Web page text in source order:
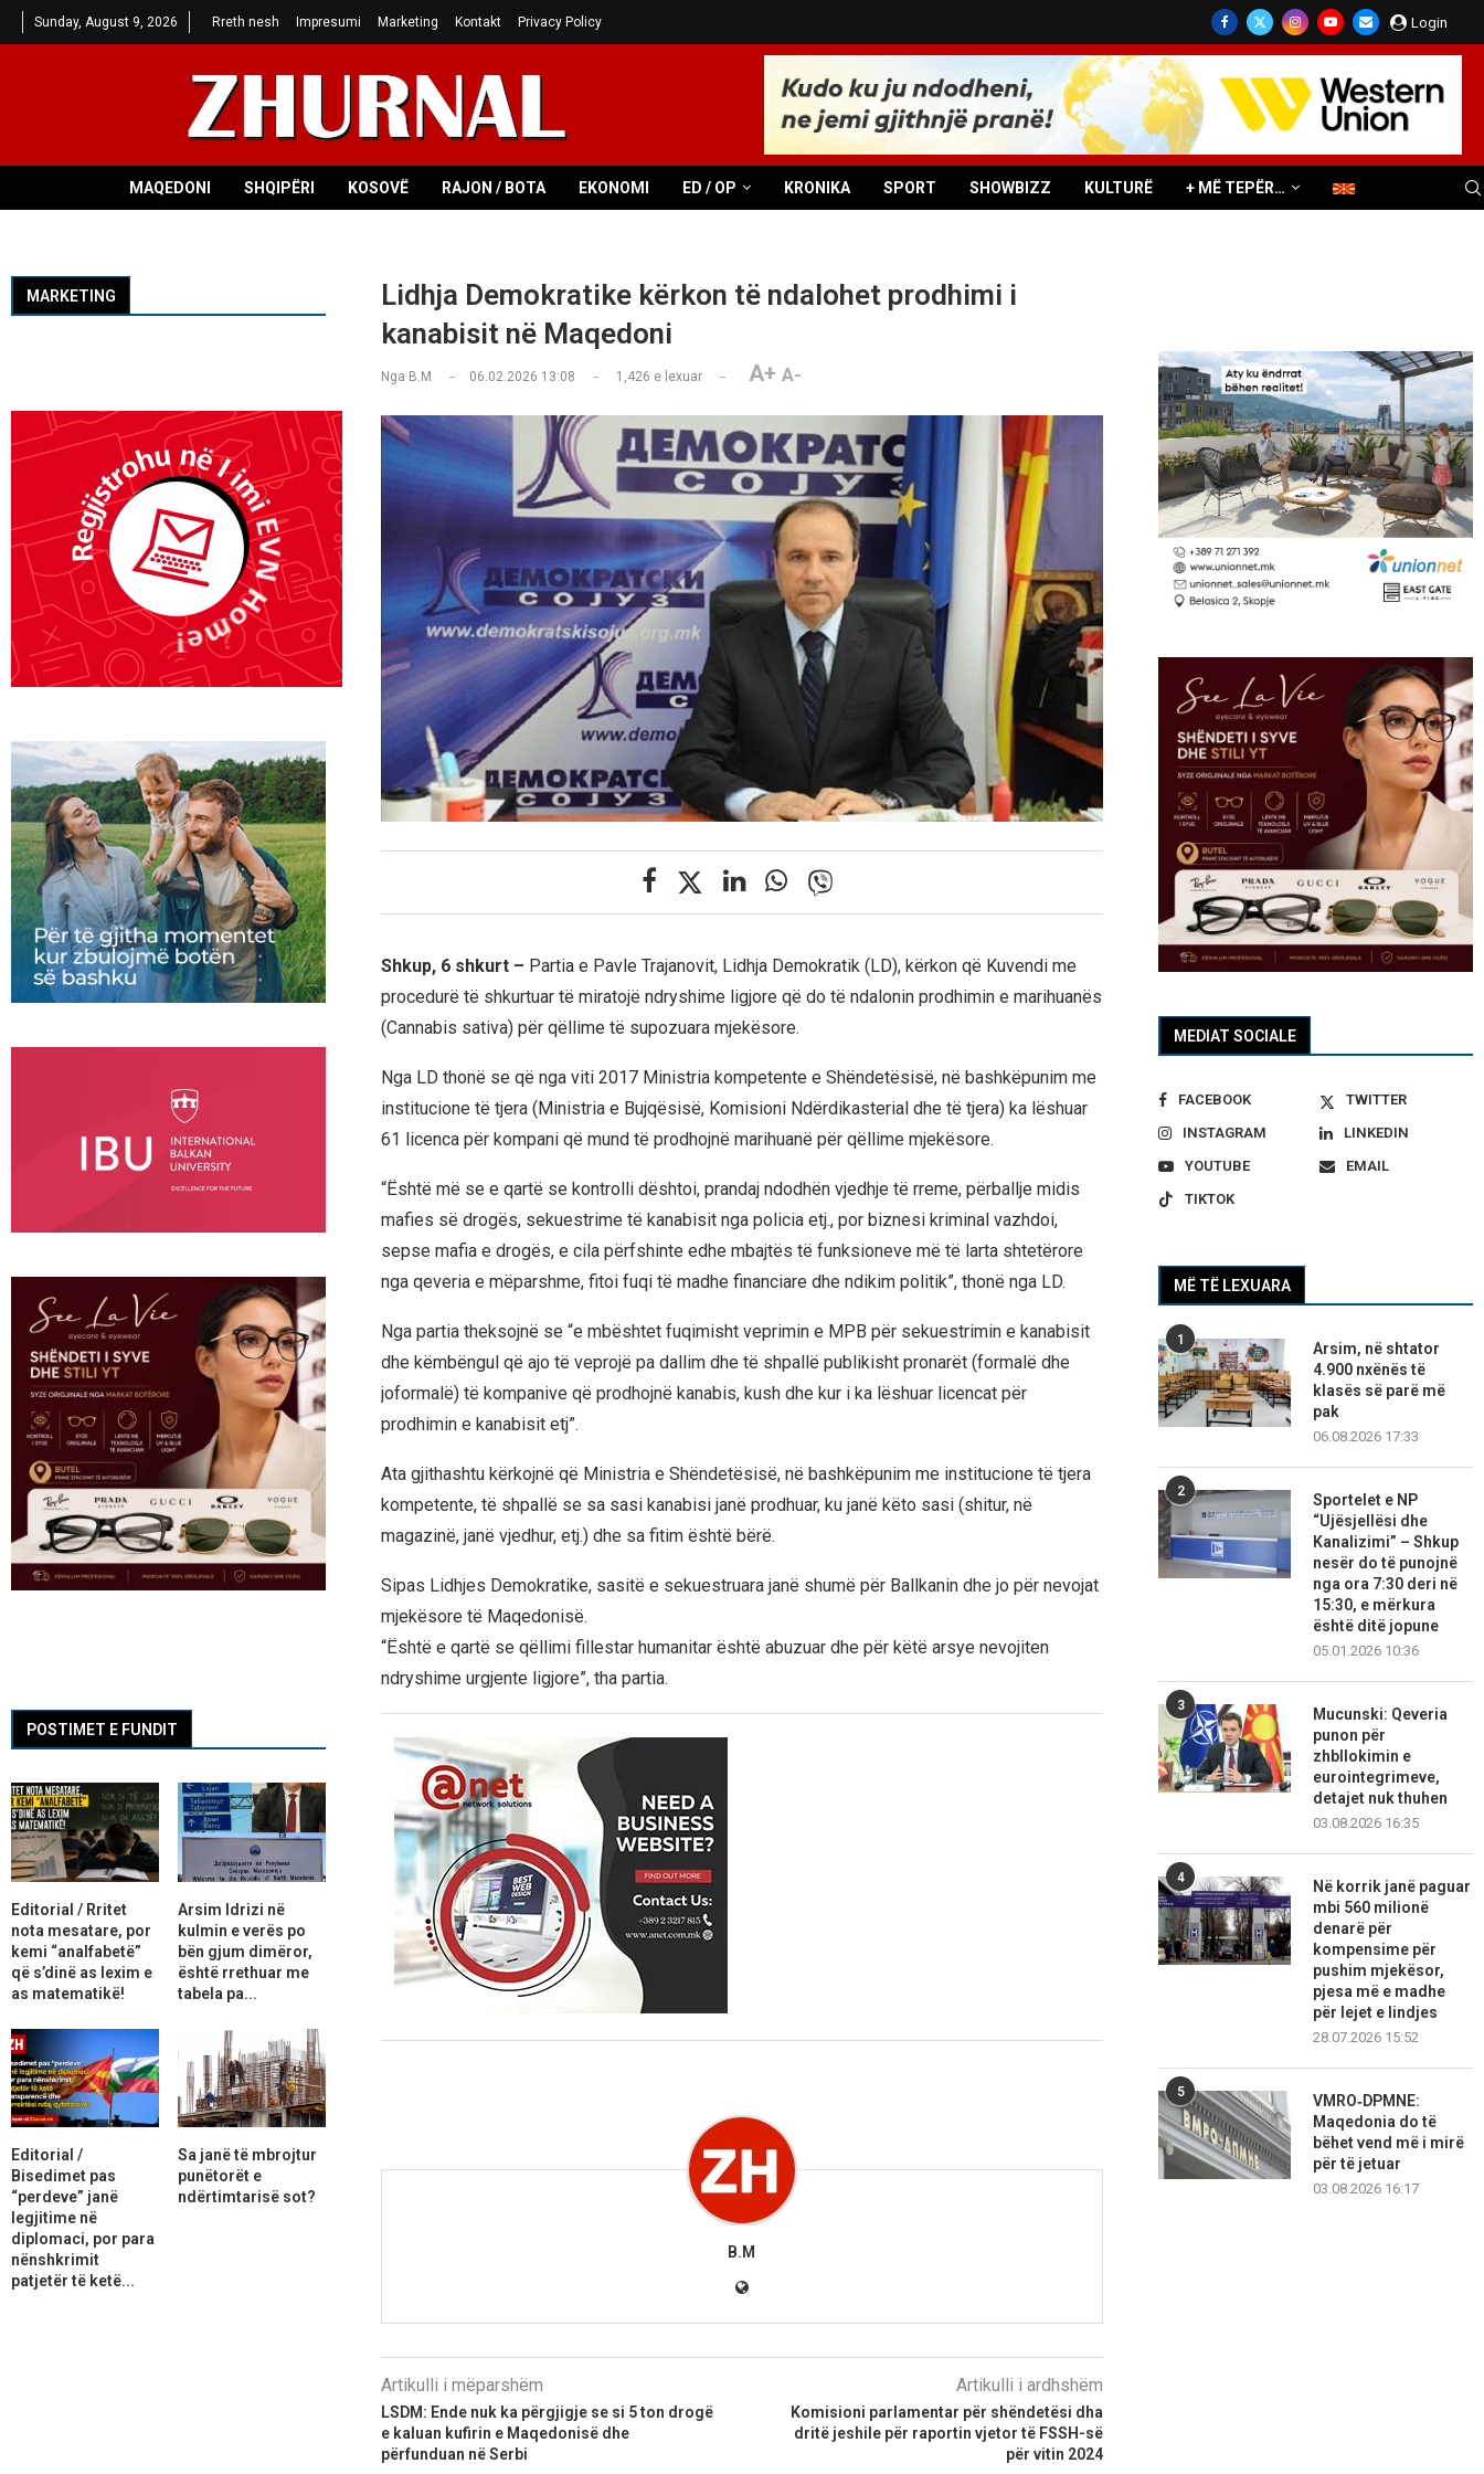
Sunday, August 9, 2026 Rreth nesh Impresumi Marketing Kontakt Privacy Policy Login
MAQEDONI SHQIPËRI KOSOVË RAJON / BOTA EKONOMI ED / OP KRONIKA SPORT SHOWBIZZ KULTURË + MË TEPËR…
Lidhja Demokratike kërkon të ndalohet prodhimi i
kanabisit në Maqedoni
Nga B.M 06.02.2026 13:08 1,426 e lexuar A+ A-
Shkup, 6 shkurt – Partia e Pavle Trajanovit, Lidhja Demokratik (LD), kërkon që Kuvendi me
procedurë të shkurtuar të miratojë ndryshime ligjore që do të ndalonin prodhimin e marihuanës
(Cannabis sativa) për qëllime të supozuara mjekësore.
Nga LD thonë se që nga viti 2017 Ministria kompetente e Shëndetësisë, në bashkëpunim me
institucione të tjera (Ministria e Bujqësisë, Komisioni Ndërdikasterial dhe të tjera) ka lëshuar
61 licenca për kompani që mund të prodhojnë marihuanë për qëllime mjekësore.
“Është më se e qartë se kontrolli dështoi, prandaj ndodhën vjedhje të rreme, përballje midis
mafies së drogës, sekuestrime të kanabisit nga policia etj., por biznesi kriminal vazhdoi,
sepse mafia e drogës, e cila përfshinte edhe mbajtës të funksioneve më të larta shtetërore
nga qeveria e mëparshme, fitoi fuqi të madhe financiare dhe ndikim politik”, thonë nga LD.
Nga partia theksojnë se “e mbështet fuqimisht veprimin e MPB për sekuestrimin e kanabisit
dhe këmbëngul që ajo të veprojë pa dallim dhe të shpallë publikisht pronarët (formalë dhe
joformalë) të kompanive që prodhojnë kanabis, kush dhe kur i ka lëshuar licencat për
prodhimin e kanabisit etj”.
Ata gjithashtu kërkojnë që Ministria e Shëndetësisë, në bashkëpunim me institucione të tjera
kompetente, të shpallë se sa sasi kanabisi janë prodhuar, ku janë këto sasi (shitur, në
magazinë, janë vjedhur, etj.) dhe sa fitim është bërë.
Sipas Lidhjes Demokratike, sasitë e sekuestruara janë shumë për Ballkanin dhe jo për nevojat
mjekësore të Maqedonisë.
“Është e qartë se qëllimi fillestar humanitar është abuzuar dhe për këtë arsye nevojiten
ndryshime urgjente ligjore”, tha partia.
B.M
Artikulli i mëparshëm
LSDM: Ende nuk ka përgjigje se si 5 ton drogë
e kaluan kufirin e Maqedonisë dhe
përfunduan në Serbi
Artikulli i ardhshëm
Komisioni parlamentar për shëndetësi dha
dritë jeshile për raportin vjetor të FSSH-së
për vitin 2024
MEDIAT SOCIALE
FACEBOOK
TWITTER
INSTAGRAM
LINKEDIN
YOUTUBE
EMAIL
TIKTOK
MË TË LEXUARA
1
Arsim, në shtator
4.900 nxënës të
klasës së parë më
pak
06.08.2026 17:33
2
Sportelet e NP
“Ujësjellësi dhe
Kanalizimi” – Shkup
nesër do të punojnë
nga ora 7:30 deri në
15:30, e mërkura
është ditë jopune
05.01.2026 10:36
3
Mucunski: Qeveria
punon për
zhbllokimin e
eurointegrimeve,
detajet nuk thuhen
03.08.2026 16:35
4
Në korrik janë paguar
mbi 560 milionë
denarë për
kompensime për
pushim mjekësor,
pjesa më e madhe
për lejet e lindjes
28.07.2026 15:52
5
VMRO‑DPMNE:
Maqedonia do të
bëhet vend më i mirë
për të jetuar
03.08.2026 16:17
MARKETING
POSTIMET E FUNDIT
Editorial / Rritet
nota mesatare, por
kemi “analfabetë”
që s’dinë as lexim e
as matematikë!
Arsim Idrizi në
kulmin e verës po
bën gjum dimëror,
është rrethuar me
tabela pa...
Editorial /
Bisedimet pas
“perdeve” janë
legjitime në
diplomaci, por para
nënshkrimit
patjetër të ketë...
Sa janë të mbrojtur
punëtorët e
ndërtimtarisë sot?